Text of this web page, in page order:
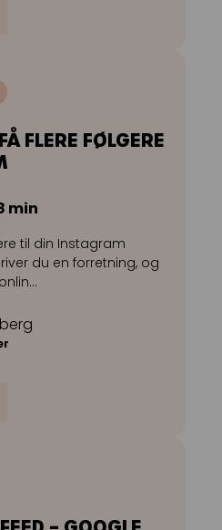
FLERE FØLGERE
min
til din Instagram
du en forretning, og